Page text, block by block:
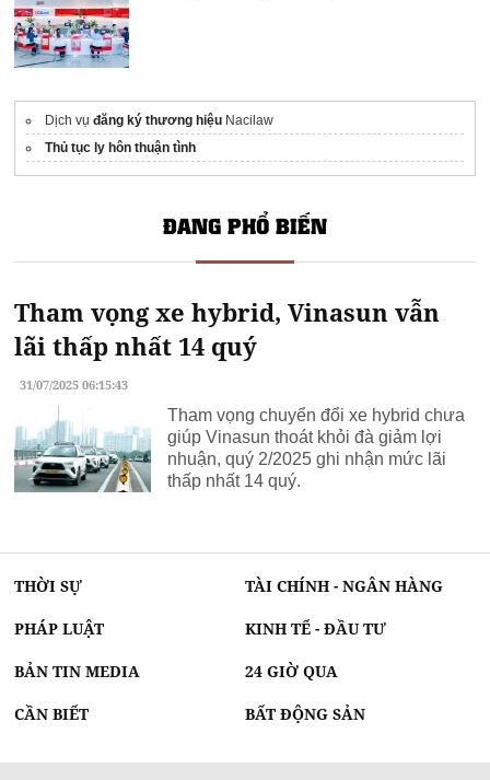
Dịch vụđăng ký thương hiệu Nacilaw
Thủ tục ly hôn thuận tình
ĐANG PHỔ BIẾN
Tham vọng xe hybrid, Vinasun vẫn
lãi thấp nhất 14 quý
31/07/2025 06:15:43
Tham vọng chuyển đổi xe hybrid chưa
giúp Vinasun thoát khỏi đà giảm lợi
nhuận, quý 2/2025 ghi nhận mức lãi
thấp nhất 14 quý.
THỜI SỰ TÀI CHÍNH - NGÂN HÀNG
PHÁP LUẬT KINH TẾ - ĐẦU TƯ
BẢN TIN MEDIA 24 GIỜ QUA
CẦN BIẾT BẤT ĐỘNG SẢN